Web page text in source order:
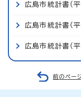
広島市統計書（
広島市統計書（
広島市統計書（
前のペー